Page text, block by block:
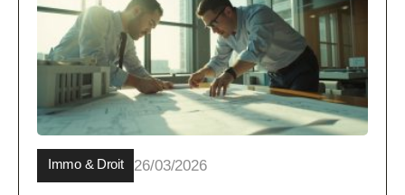
Immo & Droit 26/03/2026